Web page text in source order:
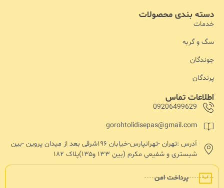
پرداخت امن
اطلاعات تماس
09206499629
gorohtolidisepas@gmail.com
آدرس :تهران -تهرانپارس-خیابان ۱۹۶شرقی بعد از میدان پروین -بین
شبستری و شفیعی مکرم (بین ۱۳۳ و۱۳۵)پلاک ۱۸۲
دسته بندی محصولات
خدمات
سگ و گربه
جوندگان
پرندگان